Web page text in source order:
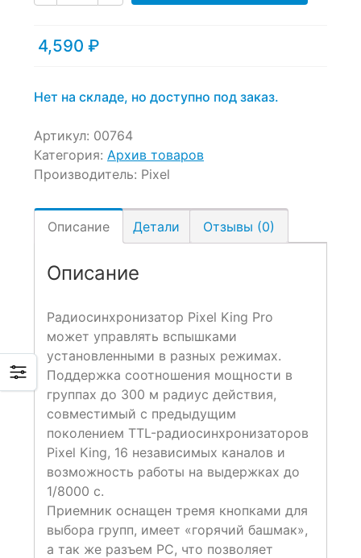
4,590 ₽
Нет на складе, но доступно под заказ.
Артикул: 00764
Категория: Архив товаров
Производитель: Pixel
Описание Детали Отзывы (0)
Описание
Радиосинхронизатор Pixel King Pro
может управлять вспышками
установленными в разных режимах.
Поддержка соотношения мощности в
группах до 300 м радиус действия,
совместимый с предыдущим
поколением TTL-радиосинхронизаторов
Pixel King, 16 независимых каналов и
возможность работы на выдержках до
1/8000 с.
Приемник оснащен тремя кнопками для
выбора групп, имеет «горячий башмак»,
а так же разъем PC, что позволяет